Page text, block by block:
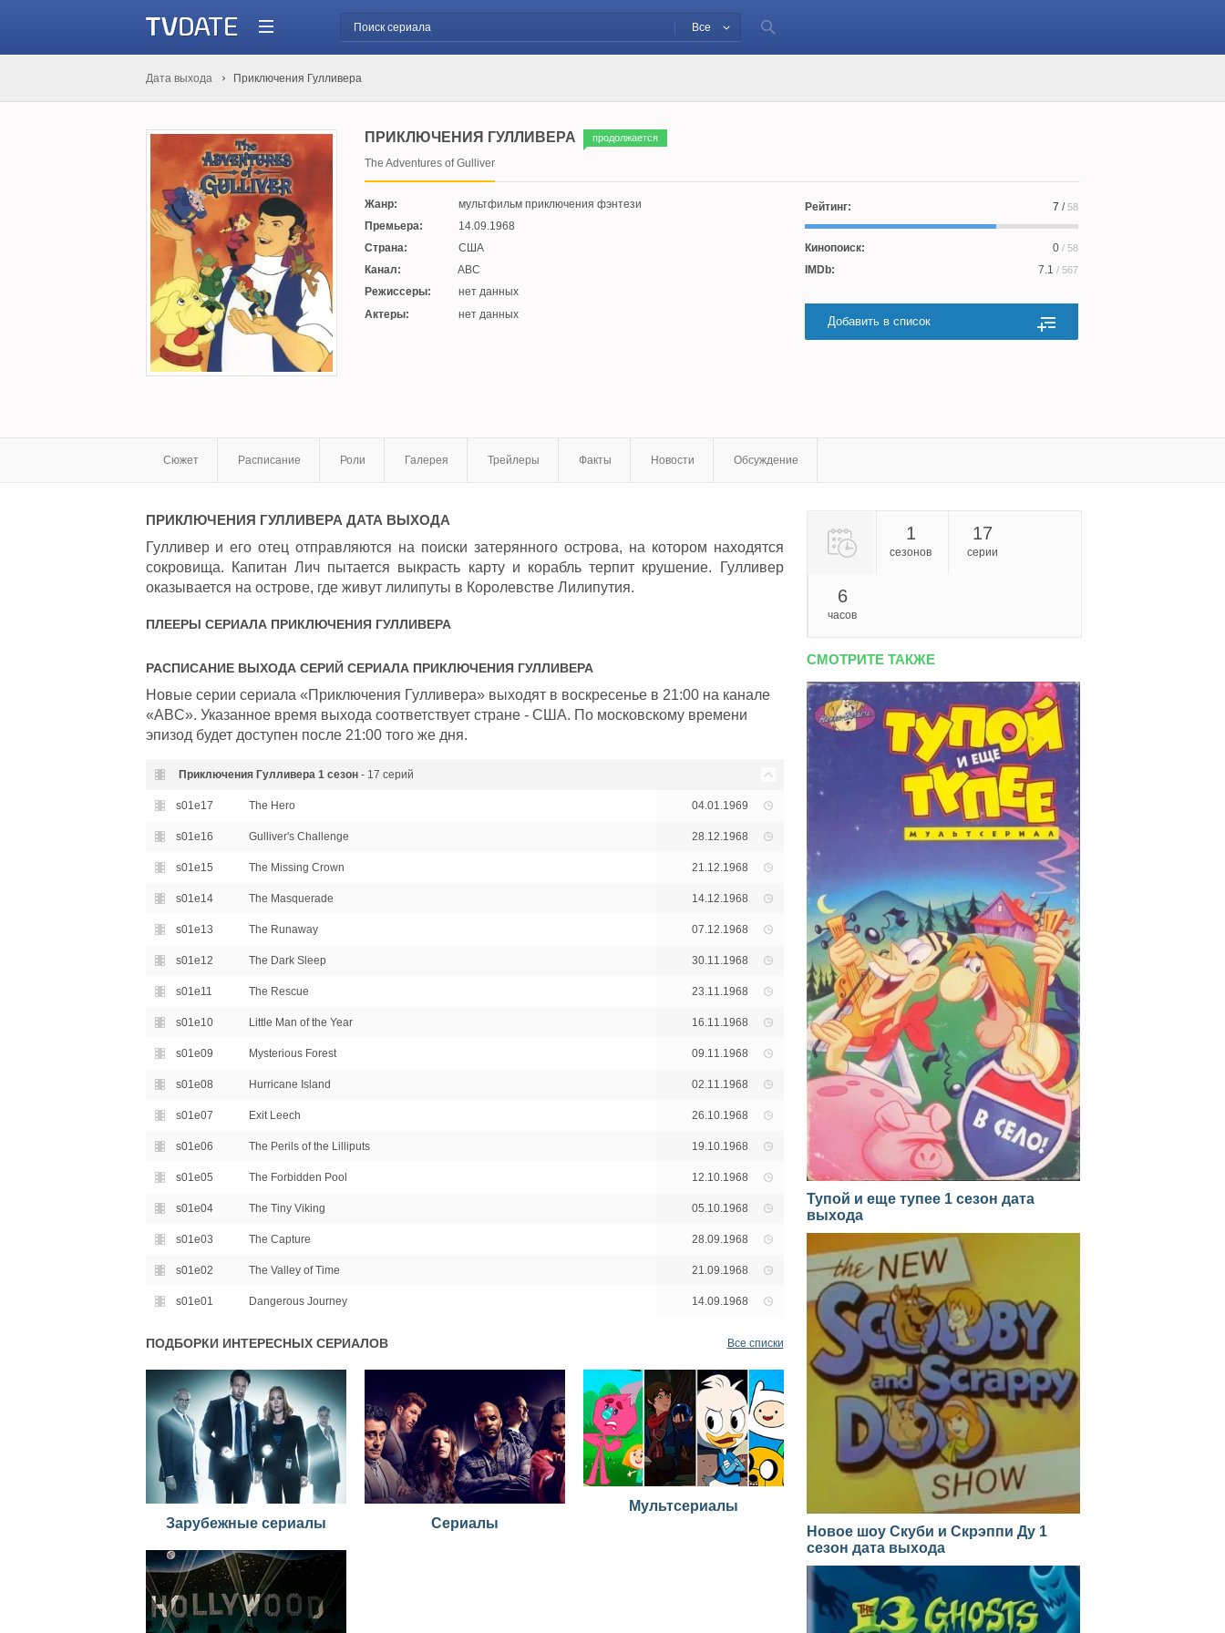
Все
Дата выхода Приключения Гулливера
ПРИКЛЮЧЕНИЯ ГУЛЛИВЕРА продолжается
The Adventures of Gulliver
Жанр:
мультфильм приключения фэнтези
Премьера:
14.09.1968
Страна:
США
Канал:
ABC
Режиссеры:
нет данных
Актеры:
нет данных
Рейтинг: 7 /58
Кинопоиск: 0 / 58
IMDb: 7.1 / 567
Добавить в список
Сюжет Расписание Роли Галерея Трейлеры Факты Новости Обсуждение
ПРИКЛЮЧЕНИЯ ГУЛЛИВЕРА ДАТА ВЫХОДА
Гулливер и его отец отправляются на поиски затерянного острова, на котором находятся
сокровища. Капитан Лич пытается выкрасть карту и корабль терпит крушение. Гулливер
оказывается на острове, где живут лилипуты в Королевстве Лилипутия.
ПЛЕЕРЫ СЕРИАЛА ПРИКЛЮЧЕНИЯ ГУЛЛИВЕРА
РАСПИСАНИЕ ВЫХОДА СЕРИЙ СЕРИАЛА ПРИКЛЮЧЕНИЯ ГУЛЛИВЕРА
Новые серии сериала «Приключения Гулливера» выходят в воскресенье в 21:00 на канале
«ABC». Указанное время выхода соответствует стране - США. По московскому времени
эпизод будет доступен после 21:00 того же дня.
Приключения Гулливера 1 сезон - 17 серий
s01e17 The Hero 04.01.1969
s01e16 Gulliver's Challenge 28.12.1968
s01e15 The Missing Crown 21.12.1968
s01e14 The Masquerade 14.12.1968
s01e13 The Runaway 07.12.1968
s01e12 The Dark Sleep 30.11.1968
s01e11 The Rescue 23.11.1968
s01e10 Little Man of the Year 16.11.1968
s01e09 Mysterious Forest 09.11.1968
s01e08 Hurricane Island 02.11.1968
s01e07 Exit Leech 26.10.1968
s01e06 The Perils of the Lilliputs 19.10.1968
s01e05 The Forbidden Pool 12.10.1968
s01e04 The Tiny Viking 05.10.1968
s01e03 The Capture 28.09.1968
s01e02 The Valley of Time 21.09.1968
s01e01 Dangerous Journey 14.09.1968
ПОДБОРКИ ИНТЕРЕСНЫХ СЕРИАЛОВ Все списки
Зарубежные сериалы Сериалы
Мультсериалы
1
сезонов
17
серии
6
часов
СМОТРИТЕ ТАКЖЕ
Тупой и еще тупее 1 сезон дата
выхода
Новое шоу Скуби и Скрэппи Ду 1
сезон дата выхода